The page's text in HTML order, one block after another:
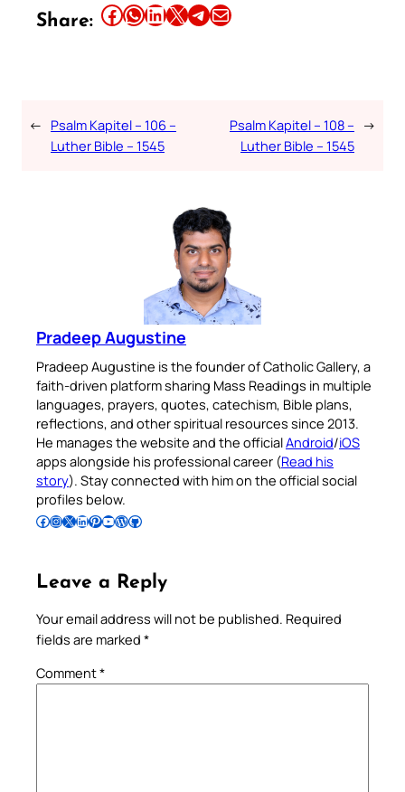
Share: Share this article on Facebook Share this article on WhatsApp Share this article on LinkedIn Share this article on X Share this article on TelegramEmail this Article
← Psalm Kapitel – 106 –
Luther Bible – 1545
Psalm Kapitel – 108 –
Luther Bible – 1545
→
Pradeep Augustine
Pradeep Augustine is the founder of Catholic Gallery, a
faith-driven platform sharing Mass Readings in multiple
languages, prayers, quotes, catechism, Bible plans,
reflections, and other spiritual resources since 2013.
He manages the website and the officialAndroid/iOS
apps alongside his professional career (Read his
story). Stay connected with him on the official social
profiles below.
Follow Pradeep on Facebook Follow Pradeep on InstagramFollow Pradeep on X Follow Pradeep on LinkedIn Follow Pradeep on Pinterest Subscribe to Pradeep’s Youtube Channel Follow Pradeep on WordPress Follow Pradeep on GitHub
Leave a Reply
Your email address will not be published. Required
fields are marked *
Comment*